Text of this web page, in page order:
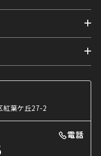
紅葉ケ丘27-2
電話